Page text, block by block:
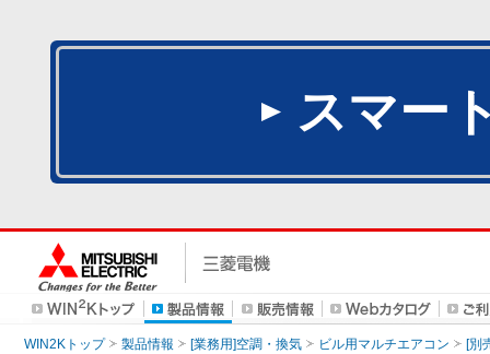
スマー
WIN2Kトップ 製品情報 [業務用]空調・換気 ビル用マルチエアコン [別